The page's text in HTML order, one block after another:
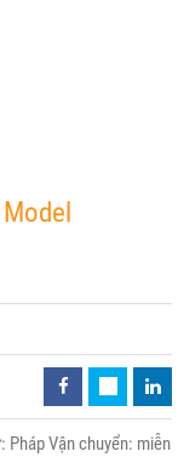
Pháp Vận chuyển: miễn